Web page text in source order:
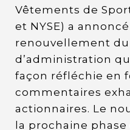
Vêtements de
et NYSE) a
renouvellement du
d’administration
façon réfléchie en
commentaires
actionnaires. Le
la prochaine phase